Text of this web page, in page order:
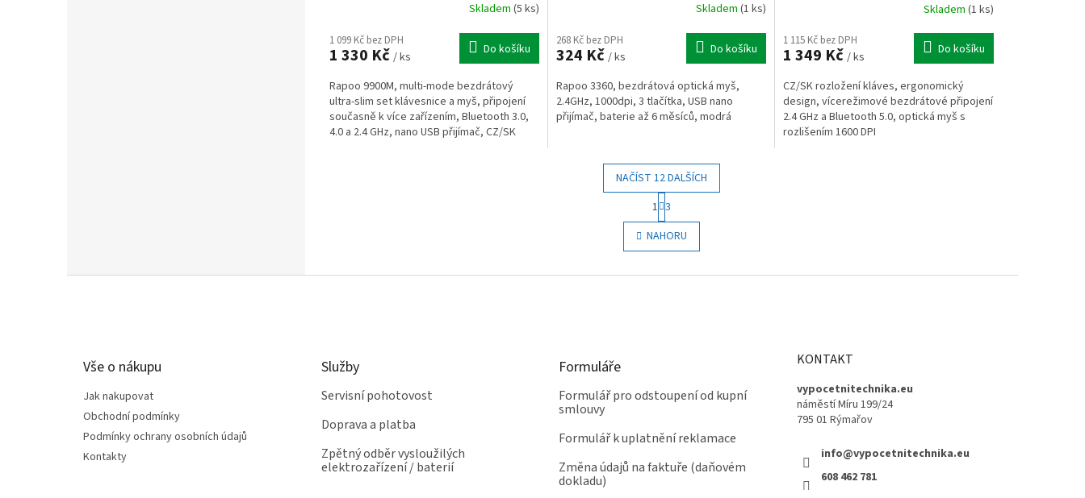
Skladem (5 ks)
1 099 Kč bez DPH
1 330 Kč / ks Do košíku
Rapoo 9900M, multi-mode bezdrátový
ultra-slim set klávesnice a myš, připojení
současně k více zařízením, Bluetooth 3.0,
4.0 a 2.4 GHz, nano USB přijímač, CZ/SK
Skladem (1 ks)
268 Kč bez DPH
324 Kč / ks Do košíku
Rapoo 3360, bezdrátová optická myš,
2.4GHz, 1000dpi, 3 tlačítka, USB nano
přijímač, baterie až 6 měsíců, modrá
Skladem (1 ks)
1 115 Kč bez DPH
1 349 Kč / ks Do košíku
CZ/SK rozložení kláves, ergonomický
design, vícerežimové bezdrátové připojení
2.4 GHz a Bluetooth 5.0, optická myš s
rozlišením 1600 DPI
O
v
l
d
y
ý
p
s
NAČÍST 12 DALŠÍCH
S
t
r
á
n
o
1 3
NAHORU
Vše o nákupu
Jak nakupovat
Obchodní podmínky
Podmínky ochrany osobních údajů
Kontakty
Služby
Servisní pohotovost
Doprava a platba
Zpětný odběr vysloužilých
elektrozařízení / baterií
Formuláře
Formulář pro odstoupení od kupní
smlouvy
Formulář k uplatnění reklamace
Změna údajů na faktuře (daňovém
dokladu)
KONTAKT
vypocetnitechnika.eu
náměstí Míru 199/24
795 01 Rýmařov
info@vypocetnitechnika.eu
608 462 781